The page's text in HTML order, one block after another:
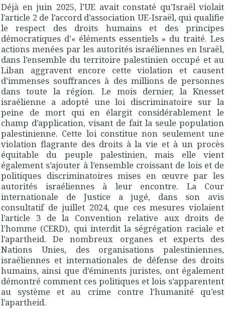
Déjà en juin 2025, l’UE avait constaté qu’Israël violait
l’article 2 de l’accord d’association UE-Israël, qui qualifie
le respect des droits humains et des principes
démocratiques d’« éléments essentiels » du traité. Les
actions menées par les autorités israéliennes en Israël,
dans l’ensemble du territoire palestinien occupé et au
Liban aggravent encore cette violation et causent
d’immenses souffrances à des millions de personnes
dans toute la région. Le mois dernier, la Knesset
israélienne a adopté une loi discriminatoire sur la
peine de mort qui en élargit considérablement le
champ d’application, visant de fait la seule population
palestinienne. Cette loi constitue non seulement une
violation flagrante des droits à la vie et à un procès
équitable du peuple palestinien, mais elle vient
également s’ajouter à l’ensemble croissant de lois et de
politiques discriminatoires mises en œuvre par les
autorités israéliennes à leur encontre. La Cour
internationale de Justice a jugé, dans son avis
consultatif de juillet 2024, que ces mesures violaient
l’article 3 de la Convention relative aux droits de
l’homme (CERD), qui interdit la ségrégation raciale et
l’apartheid. De nombreux organes et experts des
Nations Unies, des organisations palestiniennes,
israéliennes et internationales de défense des droits
humains, ainsi que d’éminents juristes, ont également
démontré comment ces politiques et lois s’apparentent
au système et au crime contre l’humanité qu’est
l’apartheid.